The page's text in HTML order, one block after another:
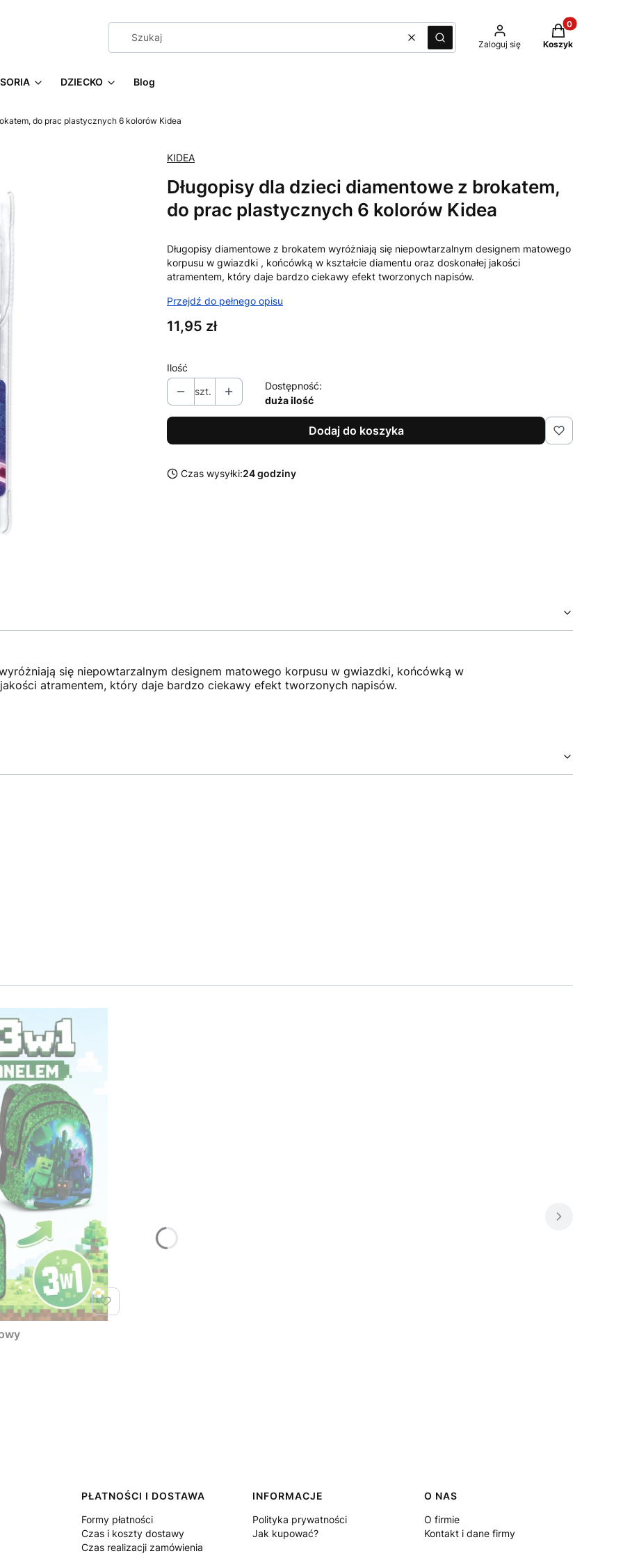
WyczyśćSzukaj Zaloguj się
Produkty w
Koszyk
DZIECKO Blog
do prac plastycznych 6 kolorów Kidea
KIDEA
Długopisy dla dzieci diamentowe z brokatem,
do prac plastycznych 6 kolorów Kidea
Długopisy diamentowe z brokatem wyróżniają się niepowtarzalnym designem matowego
korpusu w gwiazdki , końcówką w kształcie diamentu oraz doskonałej jakości
atramentem, który daje bardzo ciekawy efekt tworzonych napisów.
Przejdź do pełnego opisu
Cena
11,95 zł
Ilość
szt.
Dostępność:
duża ilość
Dodaj do koszyka
Czas wysyłki:24 godziny
się niepowtarzalnym designem matowego korpusu w gwiazdki, końcówką w
atramentem, który daje bardzo ciekawy efekt tworzonych napisów.
PŁATNOŚCI I DOSTAWA
Formy płatności
Czas i koszty dostawy
Czas realizacji zamówienia
INFORMACJE
Polityka prywatności
Jak kupować?
O NAS
O firmie
Kontakt i dane firmy